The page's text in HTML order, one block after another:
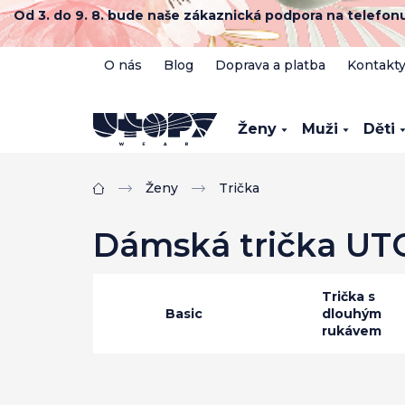
Přejít
na
obsah
Od 3. do 9. 8. bude naše zákaznická podpora na
O nás Blog Doprava a platba Kontakty
Ženy Muži Děti
Domů Ženy Trička
Dámská trička
Basic
Trička s
dlouhým
rukávem